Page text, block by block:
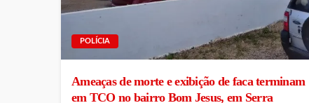
POLÍCIA
Ameaças de morte e exibição de faca terminam
em TCO no bairro Bom Jesus, em Serra